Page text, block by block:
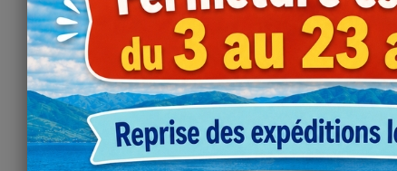
Prix
Dès62
€
HT l'unité
*Tarif pour 1 colis ou +
Existe en 2 modèles
Prix
67€
,28HT l'unité*
*Tarif pour 10 colis ou +
Existe en 2 modèles